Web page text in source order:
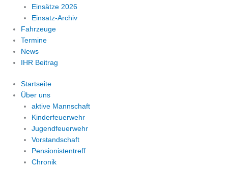
Einsätze 2026
Einsatz-Archiv
Fahrzeuge
Termine
News
IHR Beitrag
Startseite
Über uns
aktive Mannschaft
Kinderfeuerwehr
Jugendfeuerwehr
Vorstandschaft
Pensionistentreff
Chronik